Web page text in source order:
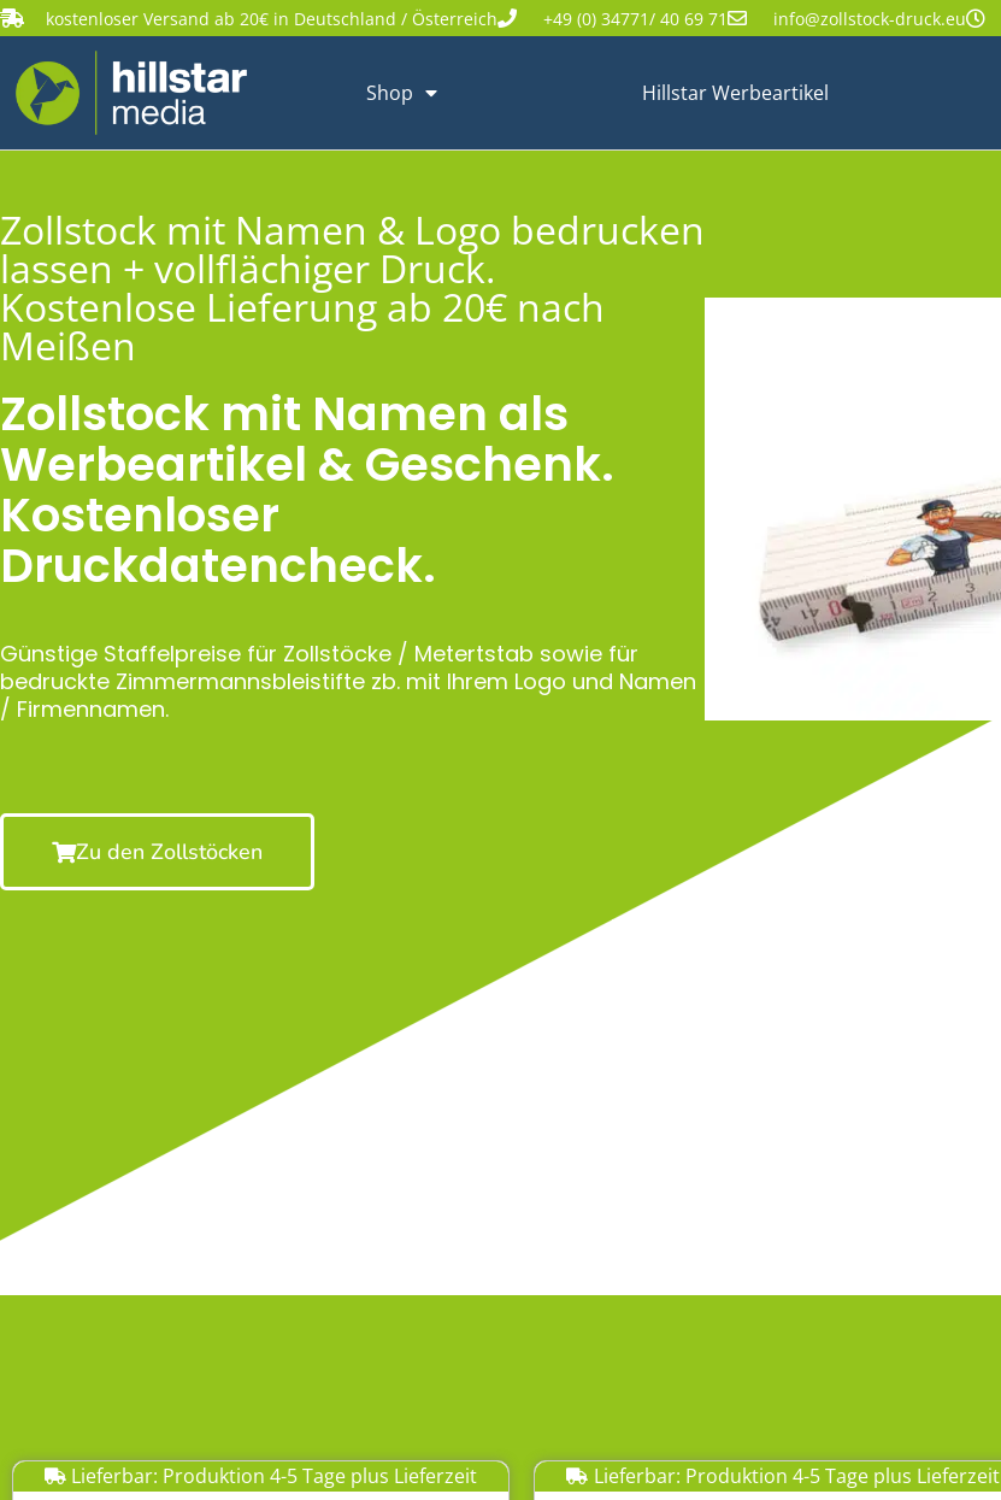
kostenloser Versand ab 20€ in Deutschland / Österreich +49 (0) 34771/ 40 69 71 info@zollstock-druck.eu
Shop Hillstar Werbeartikel
Zollstock mit Namen & Logo bedrucken
lassen + vollflächiger Druck.
Kostenlose Lieferung ab 20€ nach
Meißen
Zollstock mit Namen als
Werbeartikel & Geschenk.
Kostenloser
Druckdatencheck.
Günstige Staffelpreise für Zollstöcke / Metertstab sowie für
bedruckte Zimmermannsbleistifte zb. mit Ihrem Logo und Namen
/ Firmennamen.
Zu den Zollstöcken
Lieferbar: Produktion 4-5 Tage plus Lieferzeit Lieferbar: Produktion 4-5 Tage plus Lieferzeit